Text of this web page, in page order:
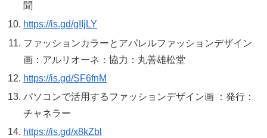
聞
https://is.gd/gIIjLY
ファッションカラーとアパレルファッションデザイン
画：アルリオーネ：協力：丸善雄松堂
https://is.gd/SF6fnM
パソコンで活用するファッションデザイン画 ：発行：
チャネラー
https://is.gd/x8kZbl